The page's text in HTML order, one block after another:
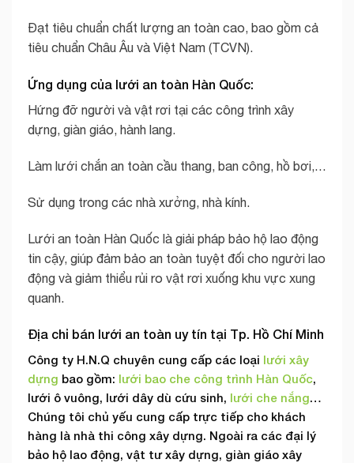
Đạt tiêu chuẩn chất lượng an toàn cao, bao gồm cả
tiêu chuẩn Châu Âu và Việt Nam (TCVN).
Ứng dụng của lưới an toàn Hàn Quốc:
Hứng đỡ người và vật rơi tại các công trình xây
dựng, giàn giáo, hành lang.
Làm lưới chắn an toàn cầu thang, ban công, hồ bơi,…
Sử dụng trong các nhà xưởng, nhà kính.
Lưới an toàn Hàn Quốc là giải pháp bảo hộ lao động
tin cậy, giúp đảm bảo an toàn tuyệt đối cho người lao
động và giảm thiểu rủi ro vật rơi xuống khu vực xung
quanh.
Địa chỉ bán lưới an toàn uy tín tại Tp. Hồ Chí Minh
Công ty H.N.Q chuyên cung cấp các loại lưới xây
dựng bao gồm: lưới bao che công trình Hàn Quốc,
lưới ô vuông, lưới dây dù cứu sinh, lưới che nắng…
Chúng tôi chủ yếu cung cấp trực tiếp cho khách
hàng là nhà thi công xây dựng. Ngoài ra các đại lý
bảo hộ lao động, vật tư xây dựng, giàn giáo xây